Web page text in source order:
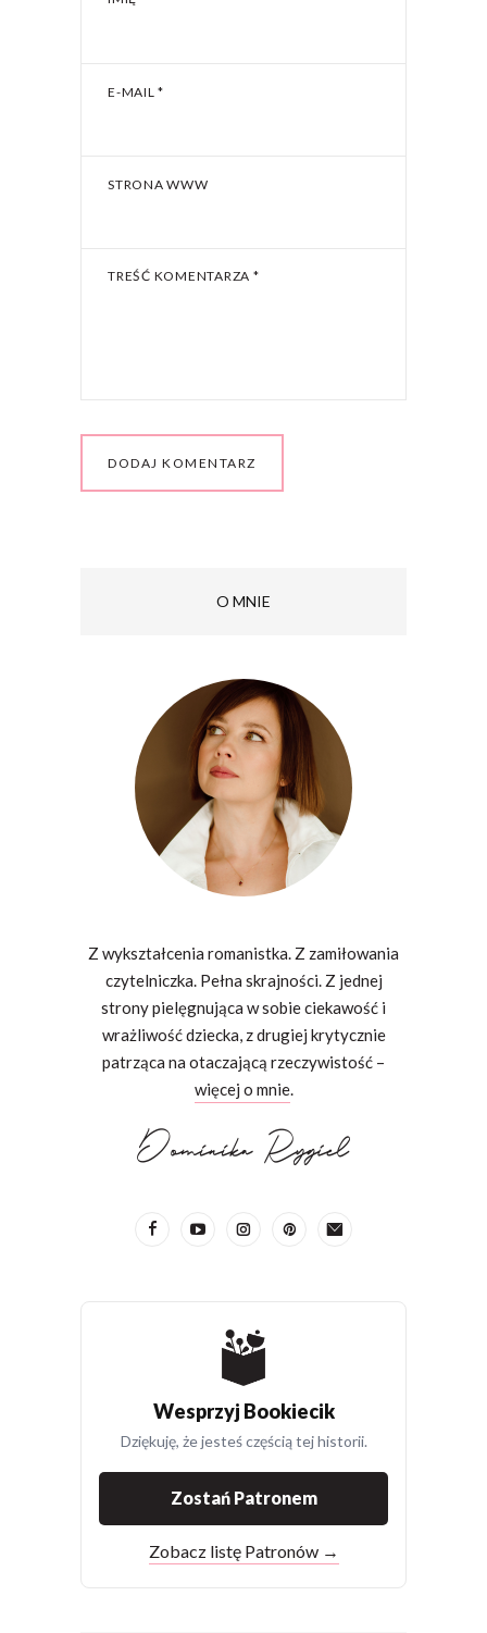
E-MAIL*
STRONA WWW
TREŚĆ KOMENTARZA *
O MNIE
Z wykształcenia romanistka. Z zamiłowania
czytelniczka. Pełna skrajności. Z jednej
strony pielęgnująca w sobie ciekawość i
wrażliwość dziecka, z drugiej krytycznie
patrząca na otaczającą rzeczywistość –
więcej o mnie.
Wesprzyj Bookiecik
Dziękuję, że jesteś częścią tej historii.
Zostań Patronem
Zobacz listę Patronów →